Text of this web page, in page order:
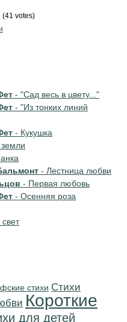
(41 votes)
- "Сад весь в цвету..."
- "Из тонких линий
- Кукушка
- Лестница любви
- Первая любовь
- Осенняя роза
стихи Cтихи
Короткие
для детей